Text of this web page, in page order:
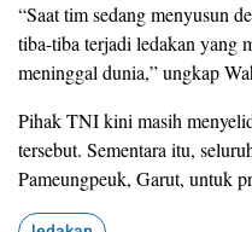
“Saat tim sedang menyusun
tiba-tiba terjadi ledakan yang
meninggal dunia,” ungkap
Pihak TNI kini masih
tersebut. Sementara itu,
Pameungpeuk, Garut, untuk